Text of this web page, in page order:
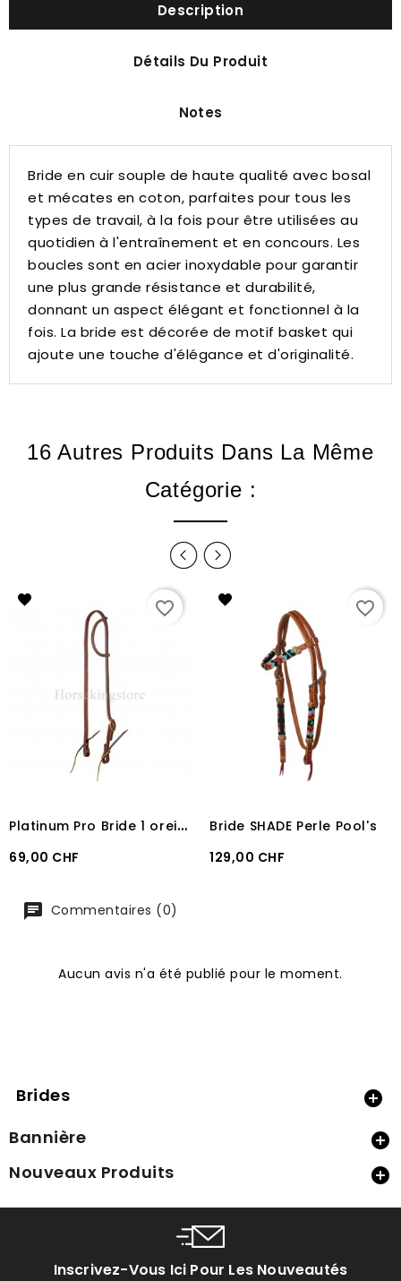
Description
Détails Du Produit
Notes
Bride en cuir souple de haute qualité avec bosal
et mécates en coton, parfaites pour tous les
types de travail, à la fois pour être utilisées au
quotidien à l'entraînement et en concours. Les
boucles sont en acier inoxydable pour garantir
une plus grande résistance et durabilité,
donnant un aspect élégant et fonctionnel à la
fois. La bride est décorée de motif basket qui
ajoute une touche d'élégance et d'originalité.
16 Autres Produits Dans La Même
Catégorie :
favorite_border
P
latinum Pro Bride 1 oreille 5/8" en cuir graissé et boucle en laiton
Prix
69,00 CHF
favorite_border
Bride SHADE Perle Pool's
Prix
129,00 CHF
Commentaires (0)
Aucun avis n'a été publié pour le moment.
Brides 
Bannière 
Nouveaux Produits 
Inscrivez-Vous Ici Pour Les Nouveautés